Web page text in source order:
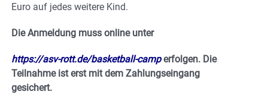
Euro auf jedes weitere Kind.
Die Anmeldung muss online unter
https://asv-rott.de/basketball-camp erfolgen. Die
Teilnahme ist erst mit dem Zahlungseingang
gesichert.